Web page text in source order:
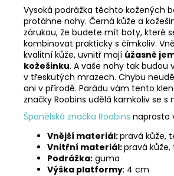
Vysoká podrážka těchto kožených
protáhne nohy. Černá kůže a
zárukou, že budete mít boty, které
kombinovat prakticky s čímkoliv.
kvalitní kůže, uvnitř mají úžasně
kožešinku. A vaše nohy tak budou
v třeskutých mrazech. Chybu
ani v přírodě. Parádu vám tento
značky Roobins udělá kamkoliv se s
Španělská značka Roobins naprosto
Vnější materiál:pravá kůže,
Vnitřní materiál:pravá kůže,
Podrážka: guma
Výška platformy: 4 cm